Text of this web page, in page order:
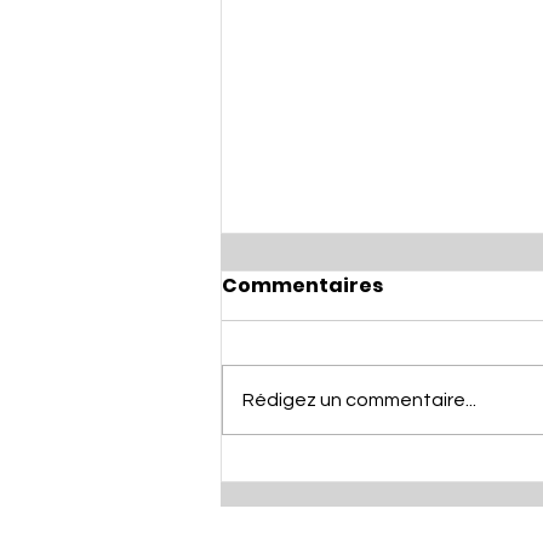
Commentaires
Rédigez un commentaire...